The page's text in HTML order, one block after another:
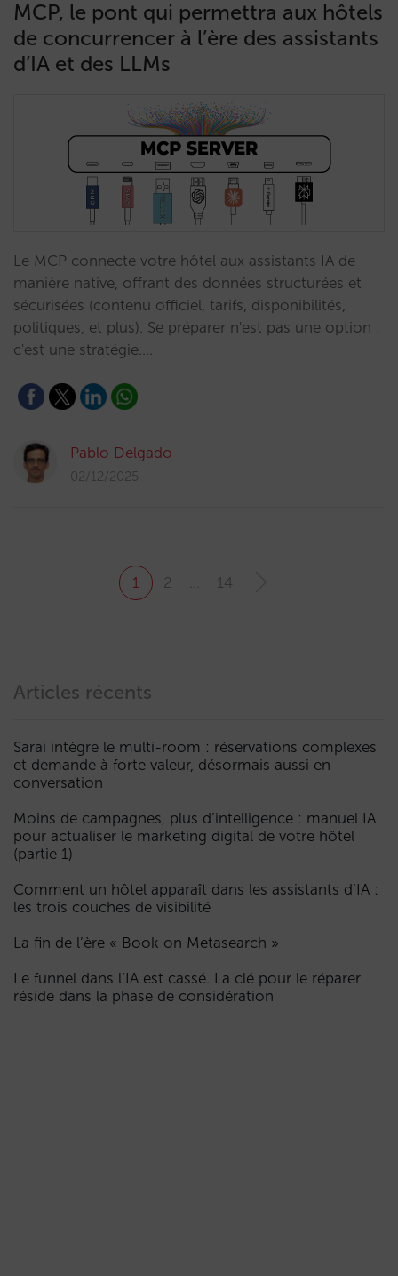
MCP, le pont qui permettra aux hôtels
de concurrencer à l’ère des assistants
d’IA et des LLMs
Le MCP connecte votre hôtel aux assistants IA de
manière native, offrant des données structurées et
sécurisées (contenu officiel, tarifs, disponibilités,
politiques, et plus). Se préparer n'est pas une option :
c'est une stratégie.…
Pablo Delgado
02/12/2025
1 2 14
Articles récents
Sarai intègre le multi-room : réservations complexes
et demande à forte valeur, désormais aussi en
conversation
Moins de campagnes, plus d’intelligence : manuel IA
pour actualiser le marketing digital de votre hôtel
(partie 1)
Comment un hôtel apparaît dans les assistants d’IA :
les trois couches de visibilité
La fin de l’ère « Book on Metasearch »
Le funnel dans l’IA est cassé. La clé pour le réparer
réside dans la phase de considération